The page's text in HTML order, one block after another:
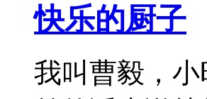
快乐的厨子
我叫曹毅，